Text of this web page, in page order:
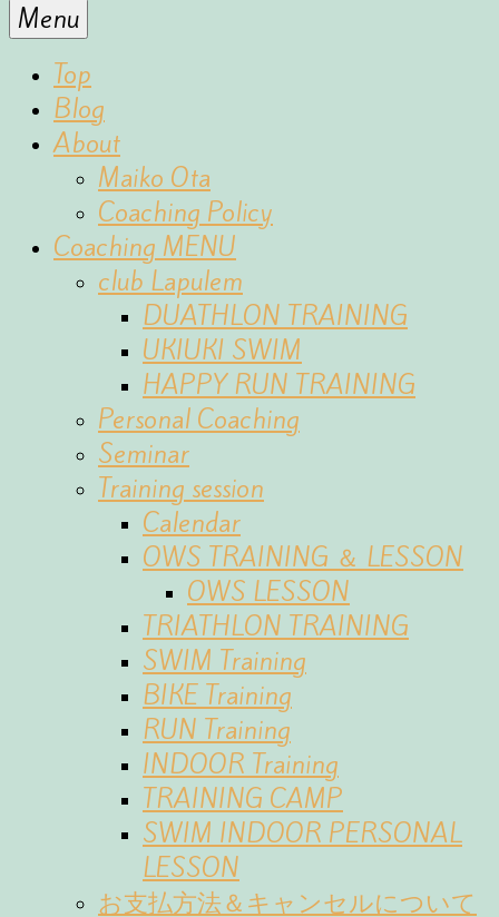
for
the
sports
Menu
Top
Blog
About
Maiko Ota
Coaching Policy
Coaching MENU
club Lapulem
DUATHLON TRAINING
UKIUKI SWIM
HAPPY RUN TRAINING
Personal Coaching
Seminar
Training session
Calendar
OWS TRAINING ＆ LESSON
OWS LESSON
TRIATHLON TRAINING
SWIM Training
BIKE Training
RUN Training
INDOOR Training
TRAINING CAMP
SWIM INDOOR PERSONAL
LESSON
お支払方法＆キャンセルについて